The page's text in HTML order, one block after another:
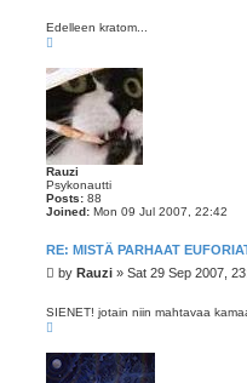
s
Edelleen kratom...
p
Rauzi
Psykonautti
Posts: 88
Joined: Mon 09 Jul 2007, 22:42
RE: MISTÄ PARHAAT
P
s
by Rauzi » Sat 29 Sep 2007,
SIENET! jotain niin mahtavaa
p